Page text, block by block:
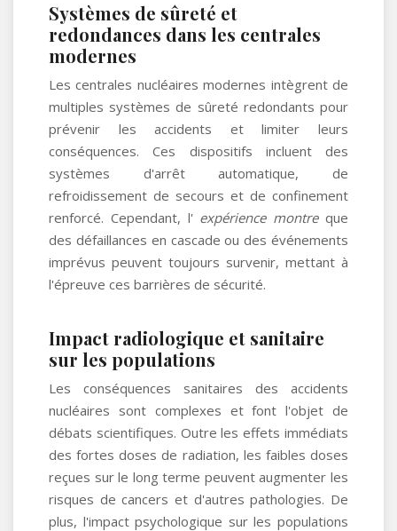
Systèmes de sûreté et
redondances dans les centrales
modernes
Les centrales nucléaires modernes intègrent de
multiples systèmes de sûreté redondants pour
prévenir les accidents et limiter leurs
conséquences. Ces dispositifs incluent des
systèmes d'arrêt automatique, de
refroidissement de secours et de confinement
renforcé. Cependant, l' expérience montreque
des défaillances en cascade ou des événements
imprévus peuvent toujours survenir, mettant à
l'épreuve ces barrières de sécurité.
Impact radiologique et sanitaire
sur les populations
Les conséquences sanitaires des accidents
nucléaires sont complexes et font l'objet de
débats scientifiques. Outre les effets immédiats
des fortes doses de radiation, les faibles doses
reçues sur le long terme peuvent augmenter les
risques de cancers et d'autres pathologies. De
plus, l'impact psychologique sur les populations